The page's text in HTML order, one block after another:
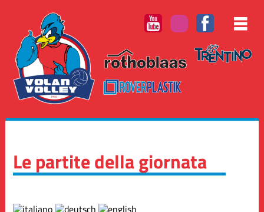
Le partite della giornata